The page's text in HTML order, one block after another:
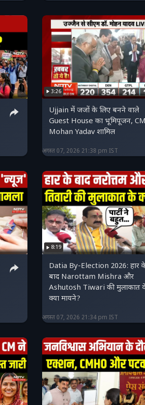
3:26
Ujjain में जजों के लिए बनने वाले
Guest House का भूमिपूजन,
Mohan Yadav शामिल
अगस्त 07, 2026 21:38 pm IST
8:19
Datia By-Election 2026: हार
बाद Narottam Mishra और
Ashutosh Tiwari की मुलाकात
क्या मायने?
अगस्त 07, 2026 21:34 pm IST